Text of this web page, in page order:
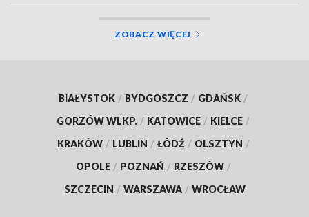
ZOBACZ WIĘCEJ
BIAŁYSTOK / BYDGOSZCZ / GDAŃSK /
GORZÓW WLKP. / KATOWICE / KIELCE /
KRAKÓW / LUBLIN / ŁÓDŹ / OLSZTYN /
OPOLE / POZNAŃ / RZESZÓW /
SZCZECIN / WARSZAWA / WROCŁAW